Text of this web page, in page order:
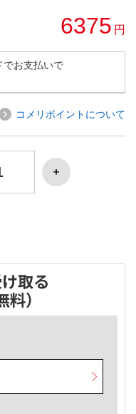
6375 円
でお支払いで
コメリポイントについて
取る
料）